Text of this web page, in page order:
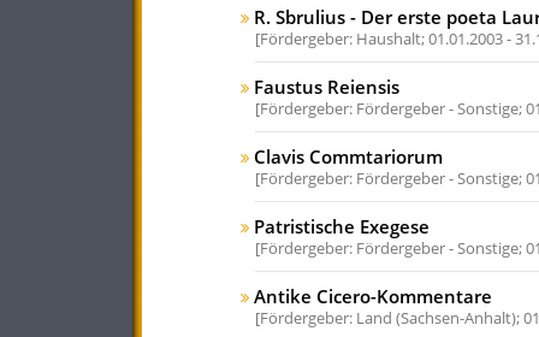
R. Sbrulius - Der erste poeta
Fördergeber: Haushalt;01.01.2003 -
Faustus Reiensis
Fördergeber: Fördergeber - Sonstige;
Clavis Commtariorum
Fördergeber: Fördergeber - Sonstige;
Patristische Exegese
Fördergeber: Fördergeber - Sonstige;
Antike Cicero-Kommentare
Fördergeber: Land (Sachsen-Anhalt);